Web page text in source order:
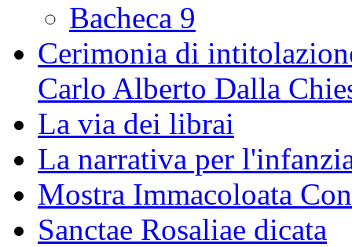
Bacheca 9
Cerimonia di
Carlo Alberto Dalla
La via dei librai
La narrativa per
Mostra Immacoloata
Sanctae Rosaliae dicata